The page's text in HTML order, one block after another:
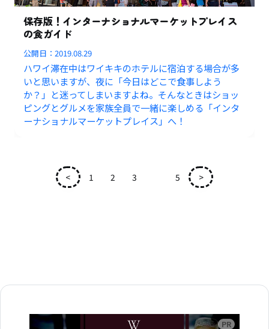
保存版！インターナショナルマーケットプレイス
の食ガイド
公開日：2019.08.29
ハワイ滞在中はワイキキのホテルに宿泊する場合が多
いと思いますが、夜に「今日はどこで食事しよう
か？」と迷ってしまいますよね。そんなときはショッ
ピングとグルメを家族全員で一緒に楽しめる「インタ
ーナショナルマーケットプレイス」へ！
< 1 2 3 5 >
広告